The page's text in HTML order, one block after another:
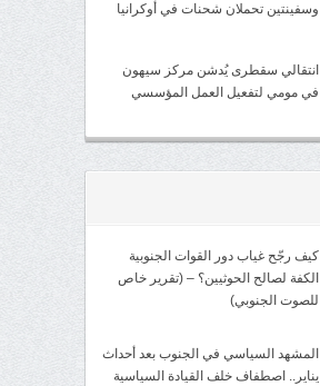
وسفينتين تحملان شحنات في أوكرانيا
انتقالي سقطرى يُدشن مركز سيهون
في مومي لتفعيل العمل المؤسسي
كيف رجّح غياب دور القوات الجنوبية
الكفة لصالح الحوثيين؟ – (تقرير خاص
للصوت الجنوبي)
المشهد السياسي في الجنوب بعد أحداث
يناير.. اصطفاف خلف القيادة السياسية